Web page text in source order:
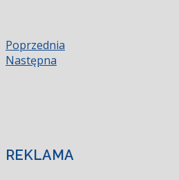
Poprzednia
Następna
REKLAMA